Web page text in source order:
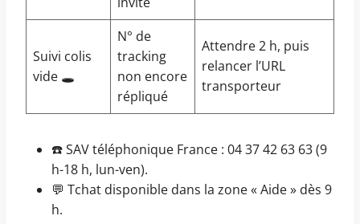
Suivi colis
vide 🕳️
N° de
tracking
non encore
répliqué
Attendre 2 h, puis
relancer l’URL
transporteur
☎️ SAV téléphonique France : 04 37 42 63 63 (9
h-18 h, lun-ven).
💬 Tchat disponible dans la zone « Aide » dès 9
h.